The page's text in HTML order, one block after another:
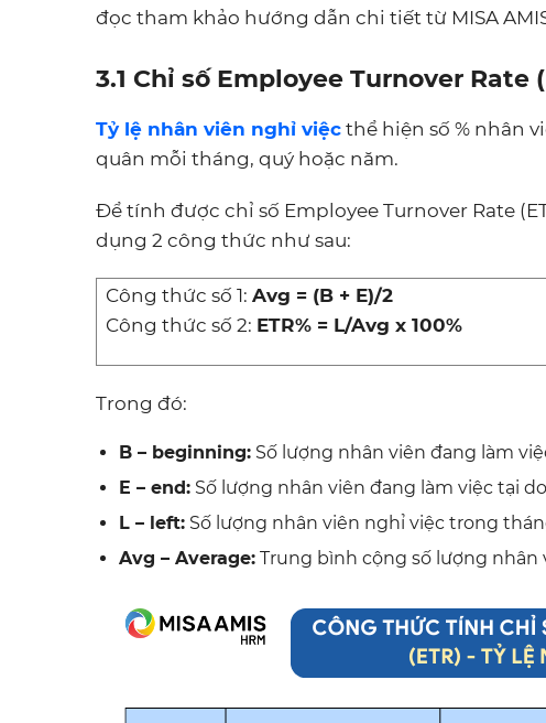
đọc tham khảo hướng dẫn chi tiết từ MISA
3.1 Chỉ số Employee Turnover Rate
Tỷ lệ nhân viên nghỉ việc thể hiện số % nhân
quân mỗi tháng, quý hoặc năm.
Để tính được chỉ số Employee Turnover Rate
dụng 2 công thức như sau:
Công thức số 1: Avg = (B + E)/2
Công thức số 2: ETR% = L/Avg x 100%
Trong đó:
B – beginning: Số lượng nhân viên đang làm
E – end: Số lượng nhân viên đang làm việc tại
L – left: Số lượng nhân viên nghỉ việc trong
Avg – Average: Trung bình cộng số lượng